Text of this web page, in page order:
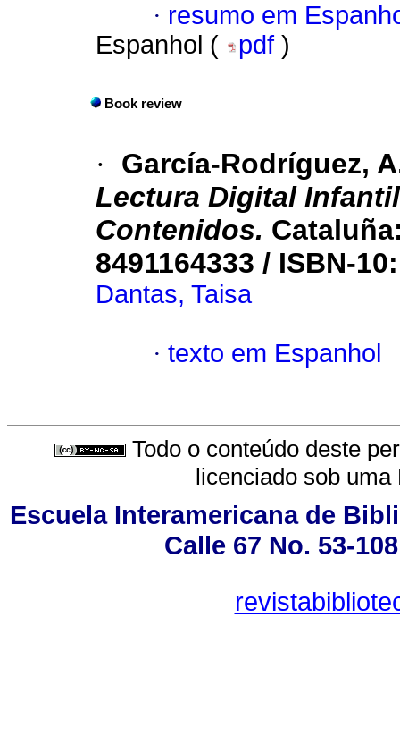
· resumo em
Espanhol (
pdf )
Book review
·
García-Rodríguez,
Lectura Digital
Contenidos.
8491164333 / ISBN-
Dantas, Taisa
· texto em Espanhol
Todo o conteúdo deste
licenciado sob uma
Escuela Interamericana de
Calle 67 No. 53-